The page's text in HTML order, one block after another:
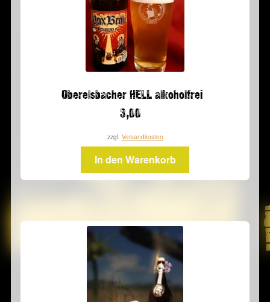
Oberelsbacher HELL alkoholfrei
3,00
zzgl. Versandkosten
In den Warenkorb